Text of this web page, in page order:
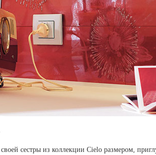
своей сестры из коллекции Cielo размером,